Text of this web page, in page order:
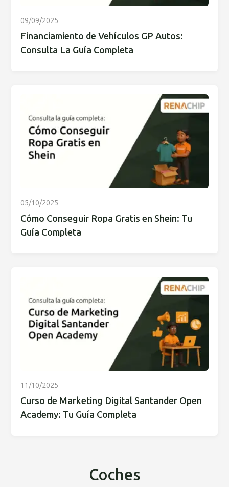
09/09/2025
Financiamiento de Vehículos GP Autos:
Consulta La Guía Completa
05/10/2025
Cómo Conseguir Ropa Gratis en Shein: Tu
Guía Completa
11/10/2025
Curso de Marketing Digital Santander Open
Academy: Tu Guía Completa
Coches